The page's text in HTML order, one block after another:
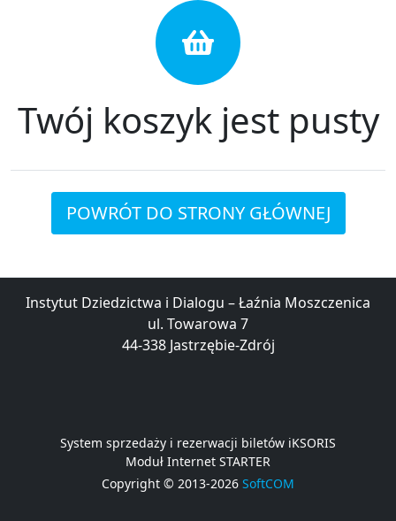
Twój koszyk jest pusty
POWRÓT DO STRONY GŁÓWNEJ
Instytut Dziedzictwa i Dialogu – Łaźnia Moszczenica
ul. Towarowa 7
44-338 Jastrzębie-Zdrój
System sprzedaży i rezerwacji biletów iKSORIS
Moduł Internet STARTER
Copyright © 2013-2026 SoftCOM